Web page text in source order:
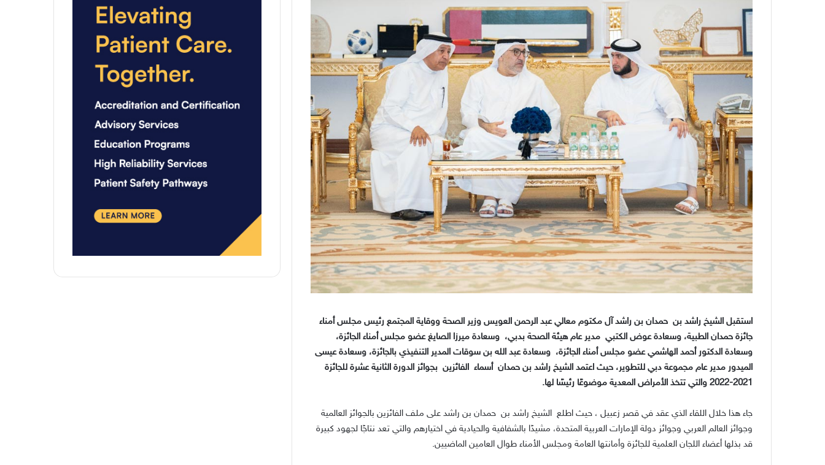
استقبل الشيخ راشد بن حمدان بن راشد آل مكتوم معالي عبد الرحمن العويس وزير الصحة ووقاية المجتمع رئيس مجلس أمناء
جائزة حمدان الطبية، وسعادة عوض الكتبي مدير عام هيئة الصحة بدبي، وسعادة ميرزا الصايغ عضو مجلس أمناء الجائزة،
وسعادة الدكتور أحمد الهاشمي عضو مجلس أمناء الجائزة، وسعادة عبد الله بن سوقات المدير التنفيذي بالجائزة، وسعادة عيسى
الميدور مدير عام مجموعة دبي للتطوير، حيث اعتمد الشيخ راشد بن حمدان أسماء الفائزين بجوائز الدورة الثانية عشرة للجائزة
2021-2022 والتي تتخذ الأمراض المعدية موضوعًا رئيسًا لها.
جاء هذا خلال اللقاء الذي عقد في قصر زعبيل ، حيث اطلع الشيخ راشد بن حمدان بن راشد على ملف الفائزين بالجوائز العالمية
وجوائز العالم العربي وجوائز دولة الإمارات العربية المتحدة، مشيدًا بالشفافية والحيادية في اختيارهم والتي تعد نتاجًا لجهود كبيرة
قد بذلها أعضاء اللجان العلمية للجائزة وأمانتها العامة ومجلس الأمناء طوال العامين الماضيين.